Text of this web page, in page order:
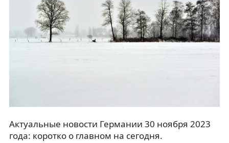
Актуальные новости Германии 30 ноября 2023
года: коротко о главном на сегодня.